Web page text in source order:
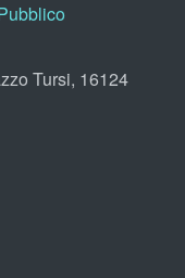
Tursi, 16124